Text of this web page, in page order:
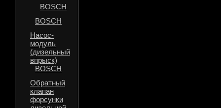
BOSCH
BOSCH
Насос-
модуль
(дизельный
впрыск)
BOSCH
Обратный
клапан
форсунки